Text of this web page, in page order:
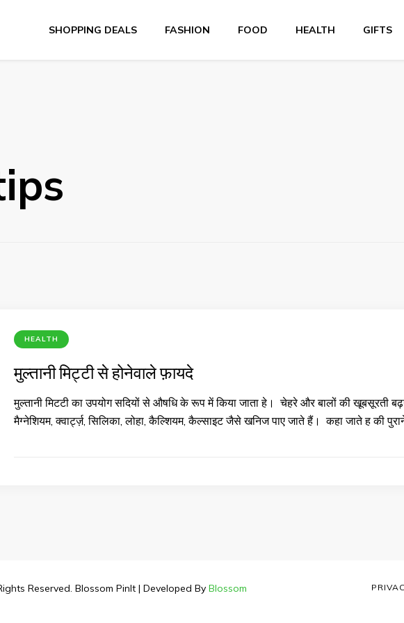
SHOPPING DEALS FASHION FOOD HEALTH GIFTS
HEALTH
मुल्तानी मिट्टी से होनेवाले फ़ायदे
मुल्तानी मिटटी का उपयोग सदियों से औषधि के रूप में किया जाता हे। चेहरे और बालों की खूबसूरती
मैग्नेशियम, क्वार्ट्ज़, सिलिका, लोहा, कैल्शियम, कैल्साइट जैसे खनिज पाए जाते हैं। कहा जाते ह की
Reserved. Blossom PinIt | Developed By Blossom